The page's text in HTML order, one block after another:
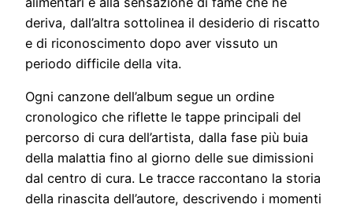
deriva, dall’altra sottolinea il desiderio di riscatto
e di riconoscimento dopo aver vissuto un
periodo difficile della vita.
Ogni canzone dell’album segue un ordine
cronologico che riflette le tappe principali del
percorso di cura dell’artista, dalla fase più buia
della malattia fino al giorno delle sue dimissioni
dal centro di cura. Le tracce raccontano la storia
della rinascita dell’autore, descrivendo i momenti